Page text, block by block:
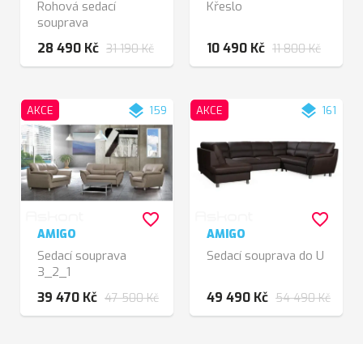
Rohová sedací
souprava
28 490 Kč 31 190 Kč
Křeslo
10 490 Kč 11 800 Kč
AKCE layers 159
AMIGO
Sedací souprava
3_2_1
39 470 Kč 47 500 Kč
favorite_border
AKCE layers 161
AMIGO
Sedací souprava do U
49 490 Kč 54 490 Kč
favorite_border